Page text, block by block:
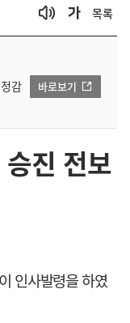
목록
감
바로보기
진 전보
인사발령을하였